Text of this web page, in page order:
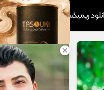
ریمیکسآهنگ پرطرفدار